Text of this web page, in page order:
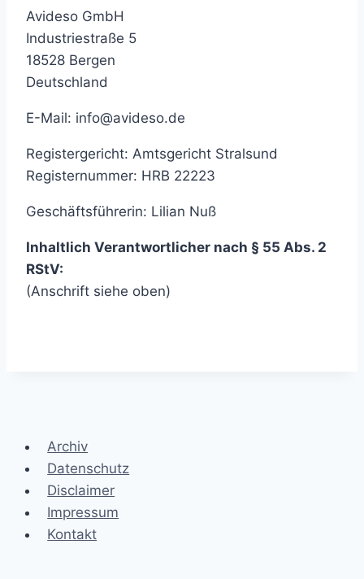
Avideso GmbH
Industriestraße 5
18528 Bergen
Deutschland
E-Mail: info@avideso.de
Registergericht: Amtsgericht Stralsund
Registernummer: HRB 22223
Geschäftsführerin: Lilian Nuß
Inhaltlich Verantwortlicher nach § 55 Abs. 2
RStV:
(Anschrift siehe oben)
Archiv
Datenschutz
Disclaimer
Impressum
Kontakt